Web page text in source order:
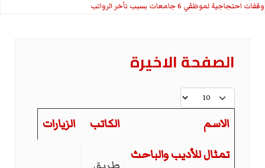
وقفات احتجاجية لموظفي 6 جامعات بسبب تأخر الرواتب
الصفحة الاخیرة
عدد الإظهارات:
المقالات
الاسم الكاتب
الزيارات
تمثال للأديب والباحث